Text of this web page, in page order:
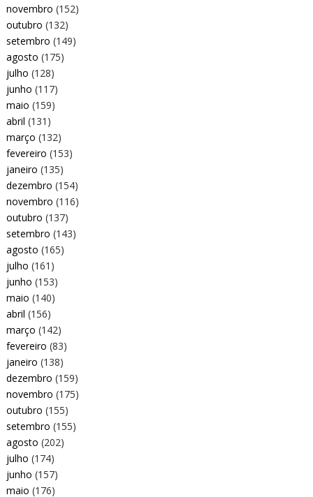
novembro (152)
outubro (132)
setembro (149)
agosto (175)
julho (128)
junho (117)
maio (159)
abril (131)
março (132)
fevereiro (153)
janeiro (135)
dezembro (154)
novembro (116)
outubro (137)
setembro (143)
agosto (165)
julho (161)
junho (153)
maio (140)
abril (156)
março (142)
fevereiro (83)
janeiro (138)
dezembro (159)
novembro (175)
outubro (155)
setembro (155)
agosto (202)
julho (174)
junho (157)
maio (176)